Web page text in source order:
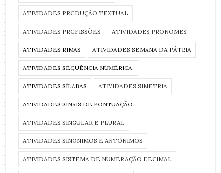
ATIVIDADES PRODUÇÃO TEXTUAL
ATIVIDADES PROFISSÕES ATIVIDADES PRONOMES
ATIVIDADES RIMAS ATIVIDADES SEMANA DA PÁTRIA
ATIVIDADES SEQUÊNCIA NUMÉRICA.
ATIVIDADES SÍLABAS ATIVIDADES SIMETRIA
ATIVIDADES SINAIS DE PONTUAÇÃO
ATIVIDADES SINGULAR E PLURAL
ATIVIDADES SINÔNIMOS E ANTÔNIMOS
ATIVIDADES SISTEMA DE NUMERAÇÃO DECIMAL